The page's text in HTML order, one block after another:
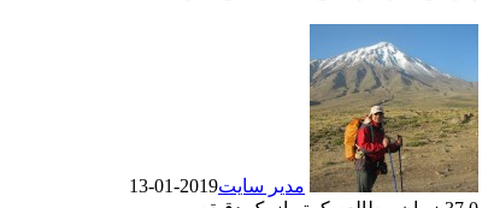
مدیر سایت2019-01-13